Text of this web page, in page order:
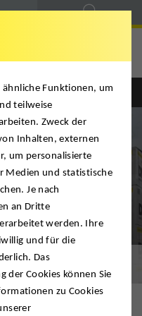
ähnliche Funktionen, um
teilweise
Zweck der
Inhalten, externen
um personalisierte
Medien und statistische
Je nach
an Dritte
werden. Ihre
und für die
Das
der Cookies können Sie
zu Cookies